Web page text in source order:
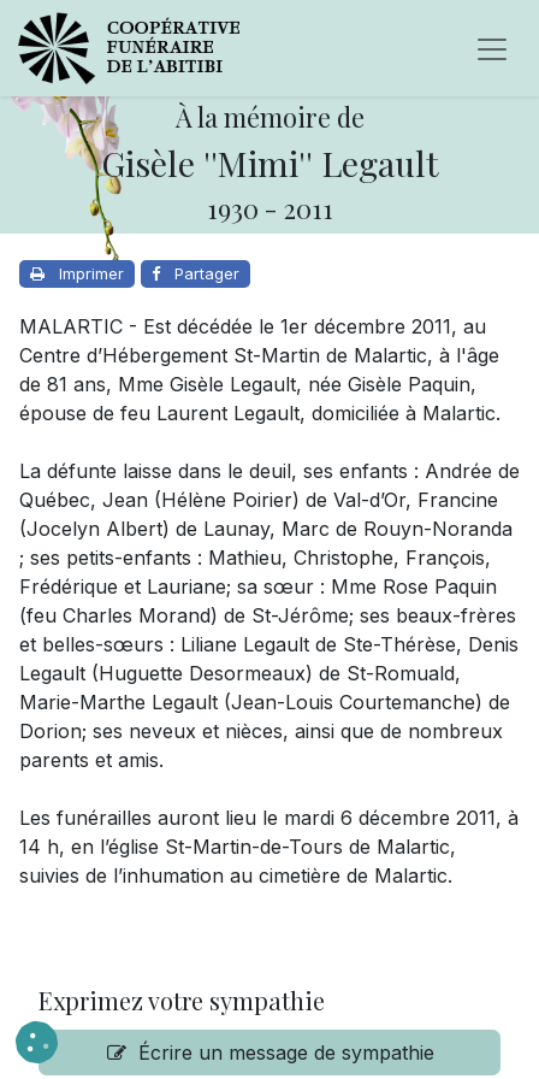
À la mémoire de
Gisèle ''Mimi'' Legault
1930 - 2011
Imprimer Partager
MALARTIC - Est décédée le 1er décembre 2011, au
Centre d’Hébergement St-Martin de Malartic, à l'âge
de 81 ans, Mme Gisèle Legault, née Gisèle Paquin,
épouse de feu Laurent Legault, domiciliée à Malartic.
La défunte laisse dans le deuil, ses enfants : Andrée de
Québec, Jean (Hélène Poirier) de Val-d’Or, Francine
(Jocelyn Albert) de Launay, Marc de Rouyn-Noranda
; ses petits-enfants : Mathieu, Christophe, François,
Frédérique et Lauriane; sa sœur : Mme Rose Paquin
(feu Charles Morand) de St-Jérôme; ses beaux-frères
et belles-sœurs : Liliane Legault de Ste-Thérèse, Denis
Legault (Huguette Desormeaux) de St-Romuald,
Marie-Marthe Legault (Jean-Louis Courtemanche) de
Dorion; ses neveux et nièces, ainsi que de nombreux
parents et amis.
Les funérailles auront lieu le mardi 6 décembre 2011, à
14 h, en l’église St-Martin-de-Tours de Malartic,
suivies de l’inhumation au cimetière de Malartic.
Exprimez votre sympathie
Écrire un message de sympathie